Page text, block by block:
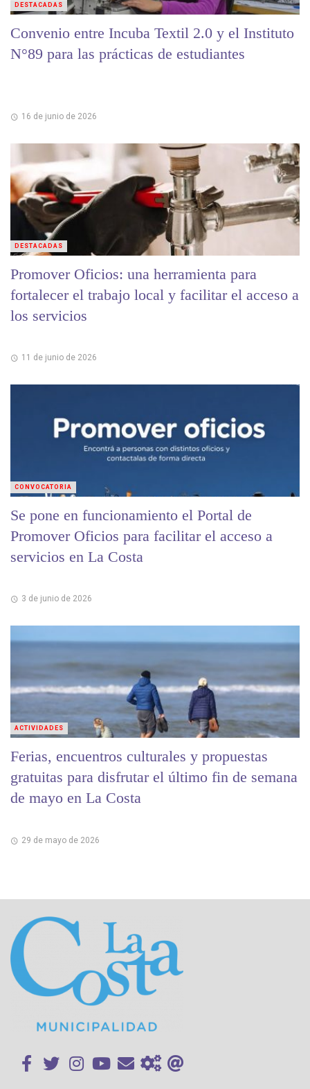
Convenio entre Incuba Textil 2.0 y el Instituto
N°89 para las prácticas de estudiantes
16 de junio de 2026
DESTACADAS
Promover Oficios: una herramienta para
fortalecer el trabajo local y facilitar el acceso a
los servicios
11 de junio de 2026
DESTACADAS
Se pone en funcionamiento el Portal de
Promover Oficios para facilitar el acceso a
servicios en La Costa
3 de junio de 2026
CONVOCATORIA
Ferias, encuentros culturales y propuestas
gratuitas para disfrutar el último fin de semana
de mayo en La Costa
29 de mayo de 2026
ACTIVIDADES